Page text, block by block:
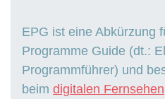
EPG ist eine Abkürzung
Programme Guide (dt.:
Programmführer) und
beim digitalen Fernsehen